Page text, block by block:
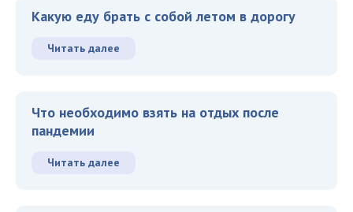
Какую еду брать с собой летом в дорогу
Читать далее
Что необходимо взять на отдых после
пандемии
Читать далее